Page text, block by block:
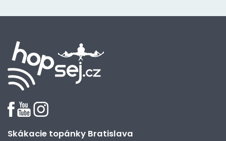
Skákacie topánky Bratislava